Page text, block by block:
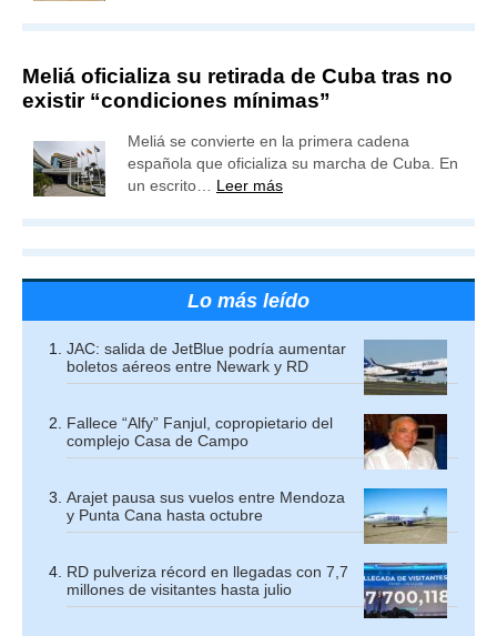
Meliá oficializa su retirada de Cuba tras no
existir “condiciones mínimas”
Meliá se convierte en la primera cadena
española que oficializa su marcha de Cuba. En
un escrito… Leer más
Lo más leído
JAC: salida de JetBlue podría aumentar
boletos aéreos entre Newark y RD
Fallece “Alfy” Fanjul, copropietario del
complejo Casa de Campo
Arajet pausa sus vuelos entre Mendoza
y Punta Cana hasta octubre
RD pulveriza récord en llegadas con 7,7
millones de visitantes hasta julio